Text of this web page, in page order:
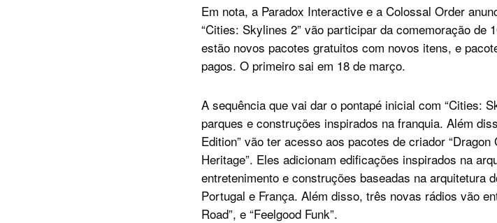
Em nota, a Paradox Interactive e a Colossal Order
“Cities: Skylines 2” vão participar da comemoração de
estão novos pacotes gratuitos com novos itens, e
pagos. O primeiro sai em 18 de março.
A sequência que vai dar o pontapé inicial com “Cities:
parques e construções inspirados na franquia. Além
Edition” vão ter acesso aos pacotes de criador “Dragon
Heritage”. Eles adicionam edificações inspirados na
entretenimento e construções baseadas na arquitetura
Portugal e França. Além disso, três novas rádios vão
Road”, e “Feelgood Funk”.